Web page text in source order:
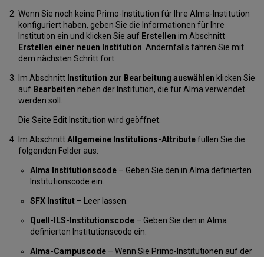
Wenn Sie noch keine Primo-Institution für Ihre Alma-Institution
konfiguriert haben, geben Sie die Informationen für Ihre
Institution ein und klicken Sie auf Erstellen im Abschnitt
Erstellen einer neuen Institution . Andernfalls fahren Sie mit
dem nächsten Schritt fort:
Im Abschnitt Institution zur Bearbeitung auswählen klicken Sie
auf Bearbeiten neben der Institution, die für Alma verwendet
werden soll.
Die Seite Edit Institution wird geöffnet.
Im AbschnittAllgemeine Institutions-Attributefüllen Sie die
folgenden Felder aus:
Alma Institutionscode– Geben Sie den in Alma definierten
Institutionscode ein.
SFX Institut– Leer lassen.
Quell-ILS-Institutionscode– Geben Sie den in Alma
definierten Institutionscode ein.
Alma-Campuscode– Wenn Sie Primo-Institutionen auf der